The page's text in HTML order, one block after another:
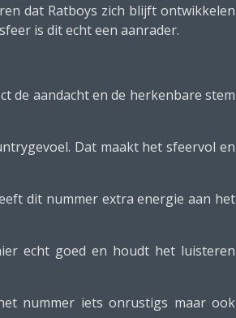
dat Ratboys zich blijft ontwikkelen
is dit echt een aanrader.
de aandacht en de herkenbare stem
Dat maakt het sfeervol en
dit nummer extra energie aan het
echt goed en houdt het luisteren
nummer iets onrustigs maar ook